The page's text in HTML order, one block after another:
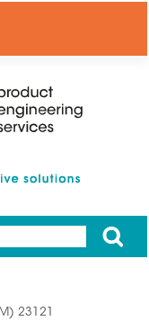
Apply
23121